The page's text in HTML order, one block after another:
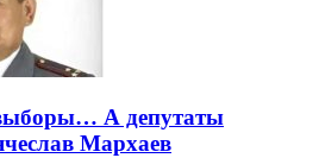
А депутаты
Мархаев